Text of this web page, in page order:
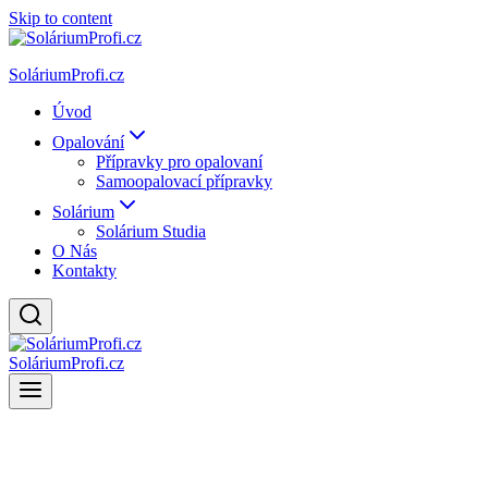
Skip to content
SoláriumProfi.cz
Úvod
Opalování
Přípravky pro opalovaní
Samoopalovací přípravky
Solárium
Solárium Studia
O Nás
Kontakty
SoláriumProfi.cz